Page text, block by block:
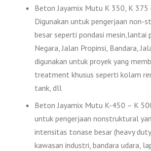
Beton Jayamix Mutu K 350, K 375
Digunakan untuk pengerjaan non-
besar seperti pondasi mesin,lantai
Negara, Jalan Propinsi, Bandara,
digunakan untuk proyek yang
treatment khusus seperti kolam
tank, dll
Beton Jayamix Mutu K-450 – K
untuk pengerjaan nonstruktural
intensitas tonase besar (heavy
kawasan industri, bandara udara,